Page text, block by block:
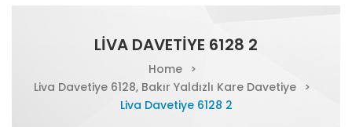
LIVA DAVETIYE 6128 2
Home
>
Liva Davetiye 6128, Bakır Yaldızlı Kare Davetiye >
Liva Davetiye 6128 2